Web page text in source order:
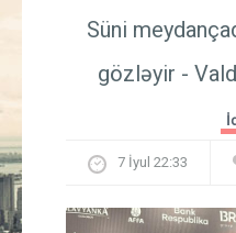
Süni
gözləyir -
7 İyul 22:33